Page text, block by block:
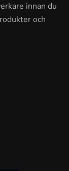
innan du
och